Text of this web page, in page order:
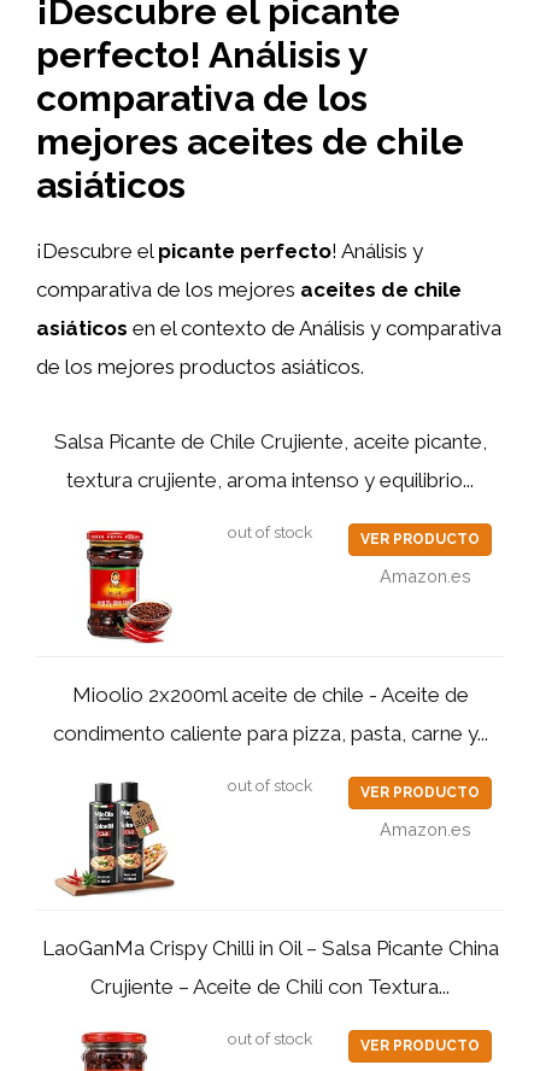
¡Descubre el picante
perfecto! Análisis y
comparativa de los
mejores aceites de chile
asiáticos
¡Descubre el picante perfecto! Análisis y
comparativa de los mejores aceites de chile
asiáticos en el contexto de Análisis y comparativa
de los mejores productos asiáticos.
Salsa Picante de Chile Crujiente, aceite picante,
textura crujiente, aroma intenso y equilibrio...
out of stock VER PRODUCTO
Amazon.es
Mioolio 2x200ml aceite de chile - Aceite de
condimento caliente para pizza, pasta, carne y...
out of stock VER PRODUCTO
Amazon.es
LaoGanMa Crispy Chilli in Oil – Salsa Picante China
Crujiente – Aceite de Chili con Textura...
out of stock VER PRODUCTO